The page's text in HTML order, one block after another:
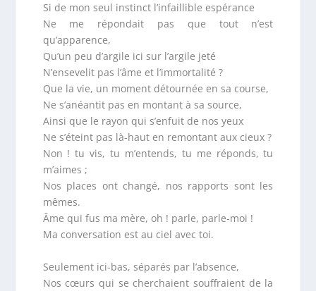
Si de mon seul instinct l’infaillible espérance
Ne me répondait pas que tout n’est
qu’apparence,
Qu’un peu d’argile ici sur l’argile jeté
N’ensevelit pas l’âme et l’immortalité ?
Que la vie, un moment détournée en sa course,
Ne s’anéantit pas en montant à sa source,
Ainsi que le rayon qui s’enfuit de nos yeux
Ne s’éteint pas là-haut en remontant aux cieux ?
Non ! tu vis, tu m’entends, tu me réponds, tu
m’aimes ;
Nos places ont changé, nos rapports sont les
mêmes.
Âme qui fus ma mère, oh ! parle, parle-moi !
Ma conversation est au ciel avec toi.
Seulement ici-bas, séparés par l’absence,
Nos cœurs qui se cherchaient souffraient de la